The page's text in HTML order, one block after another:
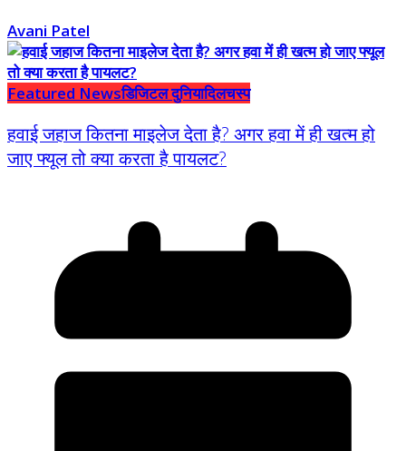
Avani Patel
Featured Newsडिजिटल दुनियादिलचस्प
हवाई जहाज कितना माइलेज देता है? अगर हवा में ही खत्म हो
जाए फ्यूल तो क्या करता है पायलट?